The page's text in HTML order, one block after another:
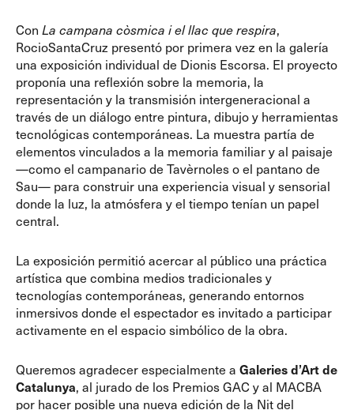
Con La campana còsmica i el llac que respira,
RocioSantaCruz presentó por primera vez en la galería
una exposición individual de Dionis Escorsa. El proyecto
proponía una reflexión sobre la memoria, la
representación y la transmisión intergeneracional a
través de un diálogo entre pintura, dibujo y herramientas
tecnológicas contemporáneas. La muestra partía de
elementos vinculados a la memoria familiar y al paisaje
—como el campanario de Tavèrnoles o el pantano de
Sau— para construir una experiencia visual y sensorial
donde la luz, la atmósfera y el tiempo tenían un papel
central.
La exposición permitió acercar al público una práctica
artística que combina medios tradicionales y
tecnologías contemporáneas, generando entornos
inmersivos donde el espectador es invitado a participar
activamente en el espacio simbólico de la obra.
Queremos agradecer especialmente a Galeries d’Art de
Catalunya, al jurado de los Premios GAC y al MACBA
por hacer posible una nueva edición de la Nit del